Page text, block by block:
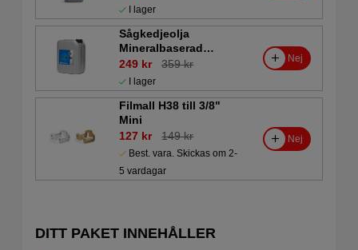
I lager
Sågkedjeolja
Mineralbaserad
Husqvarna 5L
249 kr 359 kr
I lager
Nej
Filmall H38 till 3/8"
Mini
127 kr
149 kr
Best. vara. Skickas om 2-
5 vardagar
Nej
DITT PAKET INNEHÅLLER